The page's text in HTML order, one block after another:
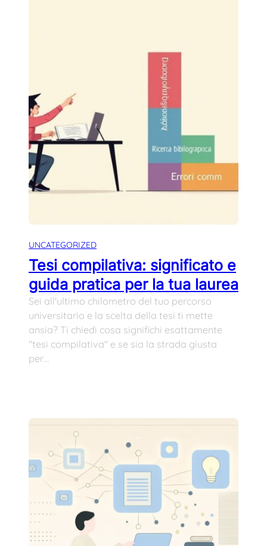
UNCATEGORIZED
Tesi compilativa: significato e
guida pratica per la tua laurea
Sei all'ultimo chilometro del tuo percorso
universitario e la scelta della tesi ti mette
ansia? Ti chiedi cosa significhi esattamente
"tesi compilativa" e se sia la strada giusta
per…